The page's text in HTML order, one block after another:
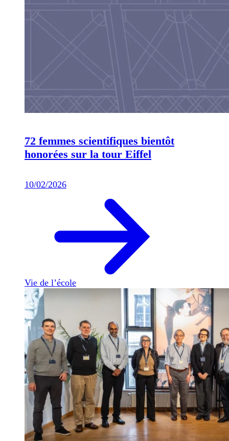
72 femmes scientifiques bientôt
honorées sur la tour Eiffel
10/02/2026
Vie de l’école